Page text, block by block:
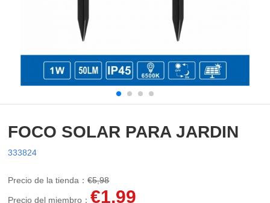
FOCO SOLAR PARA JARDIN
333824
Precio de la tienda：€5,98
Precio del miembro：€1,99